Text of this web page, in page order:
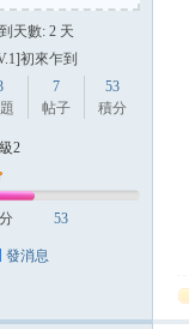
天數: 2 天
初來乍到
7
帖子
53
積分
2
53
發消息